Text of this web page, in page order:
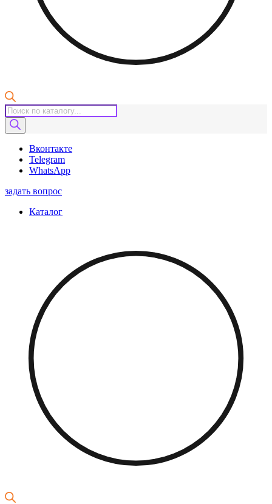
Поиск
товаров
Вконтакте
Telegram
WhatsApp
задать вопрос
Каталог